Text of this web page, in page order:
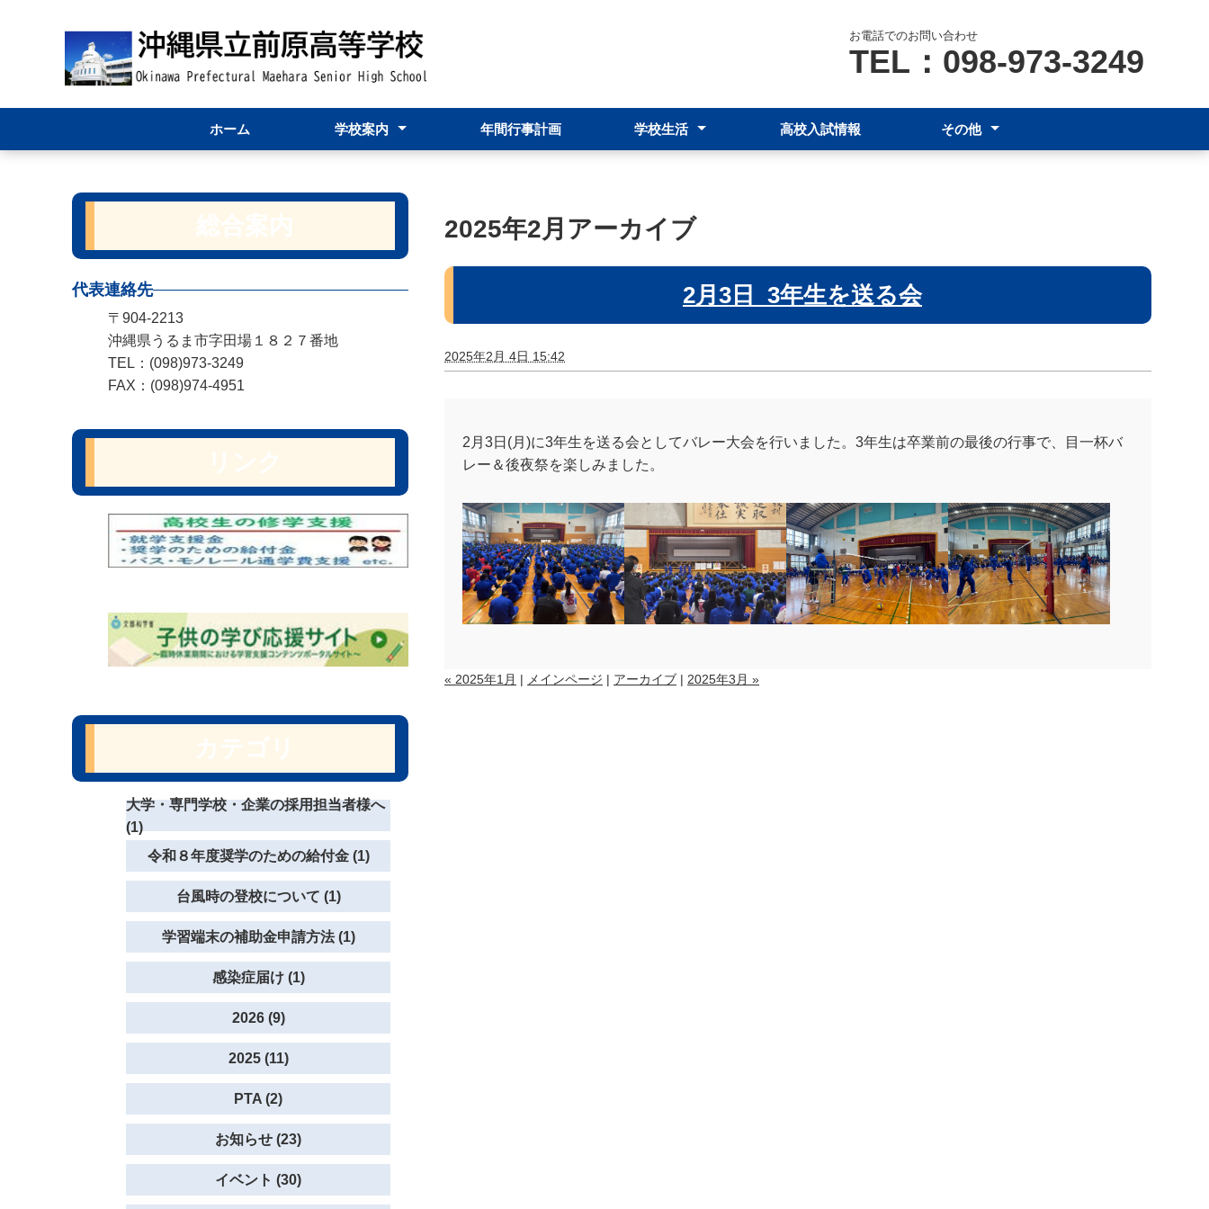
お電話でのお問い合わせ
TEL：098-973-3249
ホーム 学校案内 年間行事計画 学校生活 高校入試情報 その他
2025年2月アーカイブ
2月3日_3年生を送る会
2025年2月 4日 15:42
2月3日(月)に3年生を送る会としてバレー大会を行いました。3年生は卒業前の最後の行事で、目一杯バ
レー＆後夜祭を楽しみました。
« 2025年1月 | メインページ | アーカイブ | 2025年3月 »
代表連絡先
〒904-2213
沖縄県うるま市字田場１８２７番地
TEL：(098)973-3249
FAX：(098)974-4951
大学・専門学校・企業の採用担当者様へ
(1)
令和８年度奨学のための給付金 (1)
台風時の登校について (1)
学習端末の補助金申請方法 (1)
感染症届け (1)
2026 (9)
2025 (11)
PTA (2)
お知らせ (23)
イベント (30)